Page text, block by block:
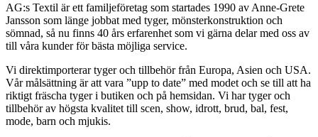
AG:s Textil är ett familjeföretag som startades 1990 av Anne-Grete
Jansson som länge jobbat med tyger, mönsterkonstruktion och
sömnad, så nu finns 40 års erfarenhet som vi gärna delar med oss av
till våra kunder för bästa möjliga service.
Vi direktimporterar tyger och tillbehör från Europa, Asien och USA.
Vår målsättning är att vara ”upp to date” med modet och se till att ha
riktigt fräscha tyger i butiken och på hemsidan. Vi har tyger och
tillbehör av högsta kvalitet till scen, show, idrott, brud, bal, fest,
mode, barn och mjukis.